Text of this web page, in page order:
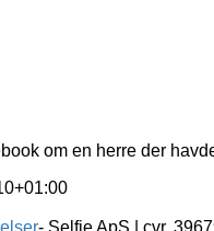
om en herre der